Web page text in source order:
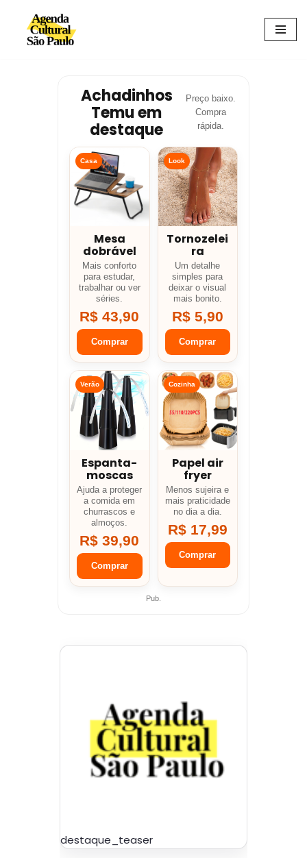
Avançar
Achadinhos
Temu em
destaque
Preço baixo.
Compra
rápida.
Casa
Mesa
dobrável
Mais conforto
para estudar,
trabalhar ou ver
séries.
R$ 43,90
Comprar
Look
Tornozelei
ra
Um detalhe
simples para
deixar o visual
mais bonito.
R$ 5,90
Comprar
Verão
Espanta-
moscas
Ajuda a proteger
a comida em
churrascos e
almoços.
R$ 39,90
Comprar
Cozinha
Papel air
fryer
Menos sujeira e
mais praticidade
no dia a dia.
R$ 17,99
Comprar
Pub.
destaque_teaser